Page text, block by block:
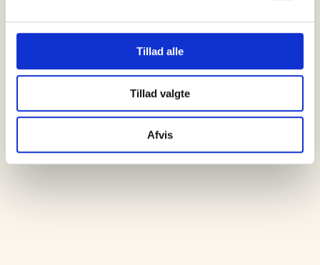
Tillad alle
Tillad valgte
Afvis